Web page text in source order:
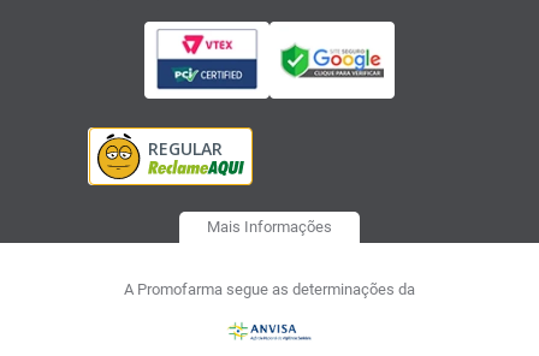
Mais Informações
A Promofarma segue as determinações da